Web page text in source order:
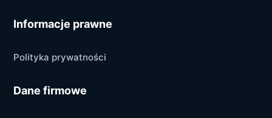
Informacje prawne
Polityka prywatności
Dane firmowe